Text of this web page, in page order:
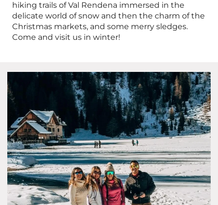
hiking trails of Val Rendena immersed in the
delicate world of snow and then the charm of the
Christmas markets, and some merry sledges.
Come and visit us in winter!